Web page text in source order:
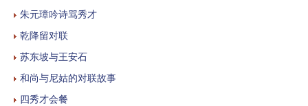
朱元璋吟诗骂秀才
乾降留对联
苏东坡与王安石
和尚与尼姑的对联故事
四秀才会餐